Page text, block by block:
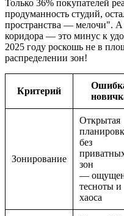
Только 36% покупателей
продуманность студий,
пространства — мелочи".
коридора — это минус к
2025 году роскошь не в
распределении зон!
Критерий
Зонирование
Открытая
без
зон
—
тесноты и
хаоса